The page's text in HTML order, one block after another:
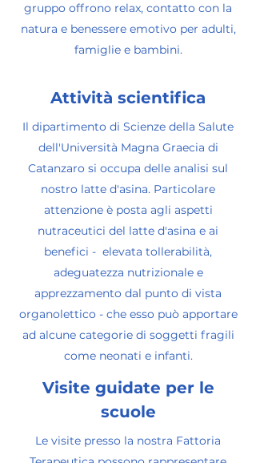
gruppo offrono relax, contatto con la
natura e benessere emotivo per adulti,
famiglie e bambini.
Attività scientifica
Il dipartimento di Scienze della Salute
dell'Università Magna Graecia di
Catanzaro si occupa delle analisi sul
nostro latte d'asina. Particolare
attenzione è posta agli aspetti
nutraceutici del latte d'asina e ai
benefici - elevata tollerabilità,
adeguatezza nutrizionale e
apprezzamento dal punto di vista
organolettico - che esso può apportare
ad alcune categorie di soggetti fragili
come neonati e infanti.
Visite guidate per le
scuole
Le visite presso la nostra Fattoria